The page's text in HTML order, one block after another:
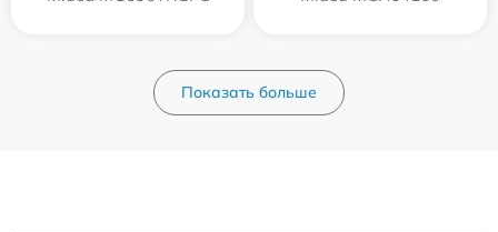
Показать больше